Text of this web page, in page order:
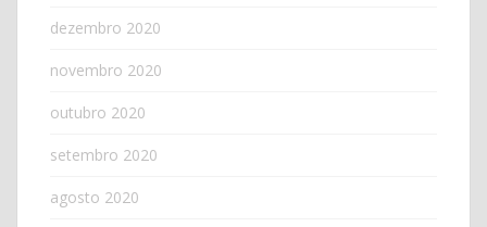
dezembro 2020
novembro 2020
outubro 2020
setembro 2020
agosto 2020